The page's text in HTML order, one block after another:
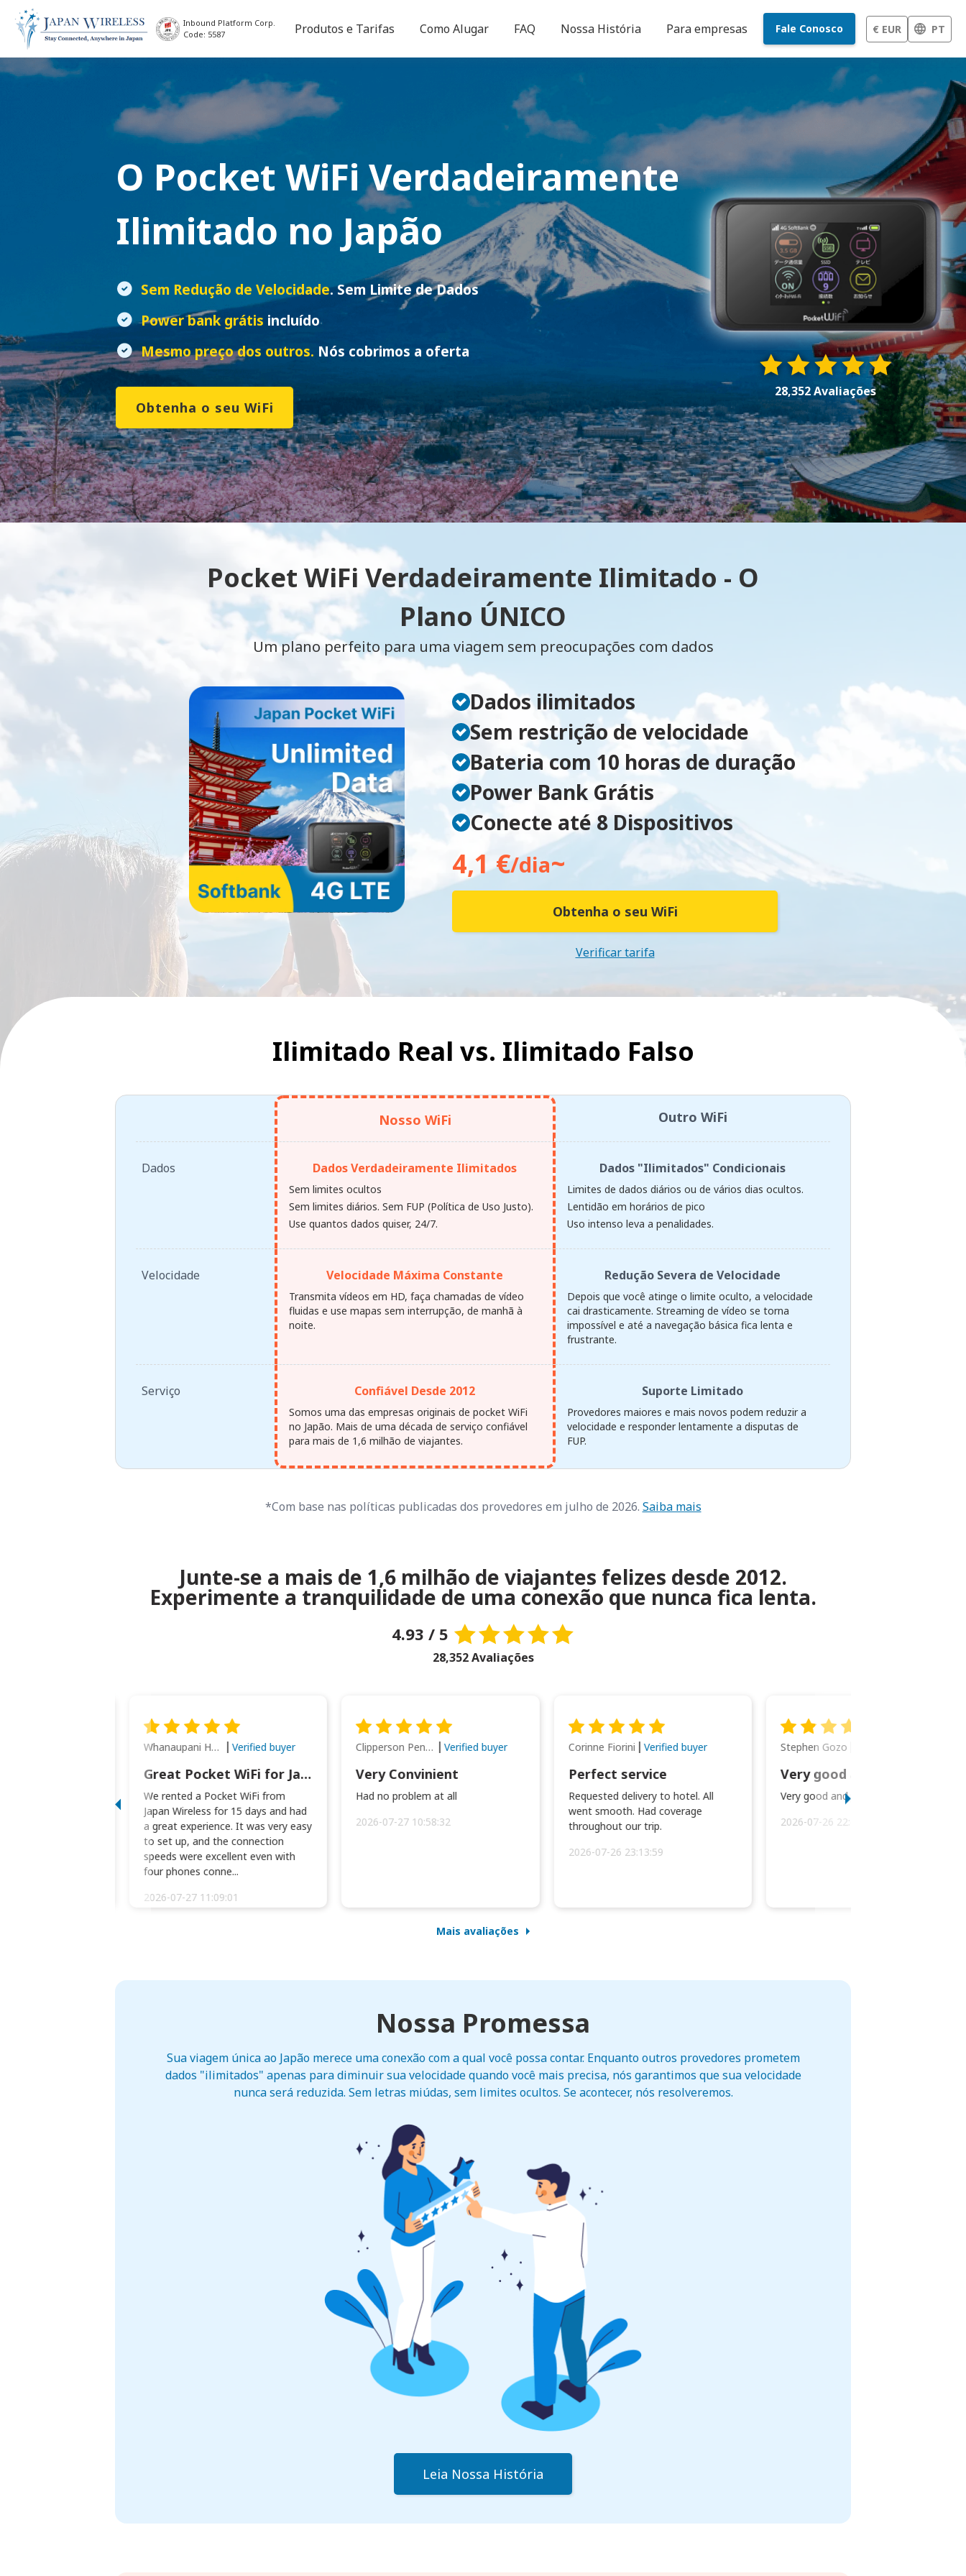
Inbound Platform Corp.
Code: 5587
Produtos e Tarifas Como Alugar FAQ Nossa História Para empresas Fale Conosco € EUR PT
28,352 Avaliações
O Pocket WiFiVerdadeiramente
Ilimitado no Japão
Sem Redução de Velocidade. Sem Limite de Dados
Power bank grátis incluído
Mesmo preço dos outros. Nós cobrimos a oferta
Obtenha o seu WiFi
Pocket WiFi Verdadeiramente Ilimitado - O
Plano ÚNICO
Um plano perfeito para uma viagem sem preocupações com dados
Dados ilimitados
Sem restrição de velocidade
Bateria com 10 horas de duração
Power Bank Grátis
Conecte até 8 Dispositivos
4,1 €/dia~
Obtenha o seu WiFi
Verificar tarifa
Ilimitado Real vs. Ilimitado Falso
Nosso WiFi Outro WiFi
Dados Dados Verdadeiramente Ilimitados
Sem limites ocultos
Sem limites diários. Sem FUP (Política de Uso Justo).
Use quantos dados quiser, 24/7.
Dados "Ilimitados" Condicionais
Limites de dados diários ou de vários dias ocultos.
Lentidão em horários de pico
Uso intenso leva a penalidades.
Velocidade Velocidade Máxima Constante
Transmita vídeos em HD, faça chamadas de vídeo
fluidas e use mapas sem interrupção, de manhã à
noite.
Redução Severa de Velocidade
Depois que você atinge o limite oculto, a velocidade
cai drasticamente. Streaming de vídeo se torna
impossível e até a navegação básica fica lenta e
frustrante.
Serviço Confiável Desde 2012
Somos uma das empresas originais de pocket WiFi
no Japão. Mais de uma década de serviço confiável
para mais de 1,6 milhão de viajantes.
Suporte Limitado
Provedores maiores e mais novos podem reduzir a
velocidade e responder lentamente a disputas de
FUP.
*Com base nas políticas publicadas dos provedores em julho de 2026. Saiba mais
Junte-se a mais de 1,6 milhão de viajantes felizes desde 2012.
Experimente a tranquilidade de uma conexão que nunca fica lenta.
4.93 / 5
28,352 Avaliações
Whanaupani Henry Joseph Macown Verified buyer
Great Pocket WiFi for Japan Travel
We rented a Pocket WiFi from
Japan Wireless for 15 days and had
a great experience. It was very easy
to set up, and the connection
speeds were excellent even with
four phones conne...
2026-07-27 11:09:01
Clipperson Penilla Verified buyer
Very Convinient
Had no problem at all
2026-07-27 10:58:32
Corinne Fiorini Verified buyer
Perfect service
Requested delivery to hotel. All
went smooth. Had coverage
throughout our trip.
2026-07-26 23:13:59
Stephen Gozo
Very good and prompt service.
2026-07-26 22:43:45
Mais avaliações
Nossa Promessa
Sua viagem única ao Japão merece uma conexão com a qual você possa contar. Enquanto outros provedores prometem
dados "ilimitados" apenas para diminuir sua velocidade quando você mais precisa, nós garantimos que sua velocidade
nunca será reduzida. Sem letras miúdas, sem limites ocultos. Se acontecer, nós resolveremos.
Leia Nossa História